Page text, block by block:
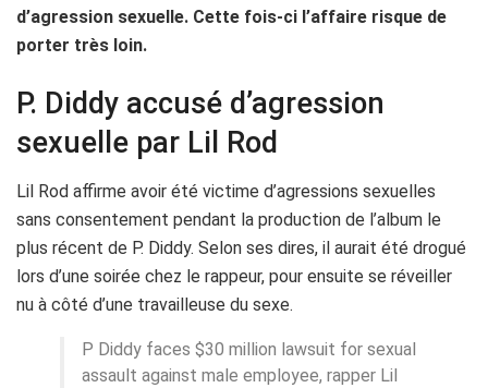
d’agression sexuelle. Cette fois-ci l’affaire risque de
porter très loin.
P. Diddy accusé d’agression
sexuelle par Lil Rod
Lil Rod affirme avoir été victime d’agressions sexuelles
sans consentement pendant la production de l’album le
plus récent de P. Diddy. Selon ses dires, il aurait été drogué
lors d’une soirée chez le rappeur, pour ensuite se réveiller
nu à côté d’une travailleuse du sexe.
P Diddy faces $30 million lawsuit for sexual
assault against male employee, rapper Lil